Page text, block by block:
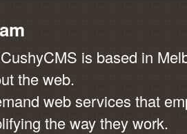
is based in
the web.
web services that
the way they work.